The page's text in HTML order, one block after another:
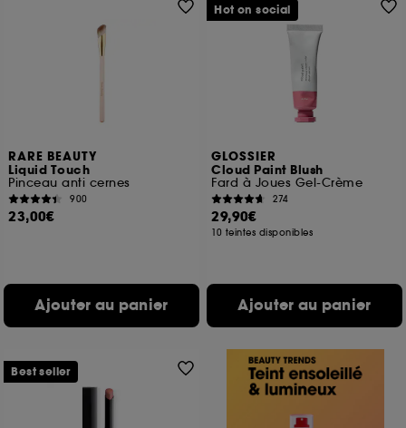
RARE BEAUTY
Liquid Touch
Pinceau anti cernes
900
23,00€
Ajouter au panier
GLOSSIER
Cloud Paint Blush
Fard à Joues Gel-Crème
274
29,90€
10 teintes disponibles
Ajouter au panier
Hot on social
Best seller